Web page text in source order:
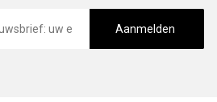
Aanmelden